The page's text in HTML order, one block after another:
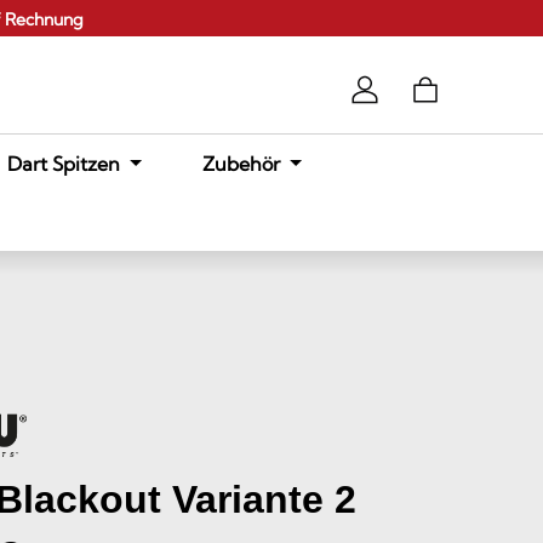
Dart Spitzen Zubehör
Variante 2